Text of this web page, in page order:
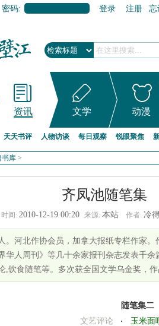
密码: 登录 注册 忘
资讯 文学 动漫
天天书评 人物访谈 每日观察 锐眼聚焦
书库 >
齐凤池随笔集
时间: 2010-12-19 00:20 来源: 本站 作者: 冷
。河北作协会员，加拿大报纸专栏作家
华人周刊》等几十余家报刊杂志发表千
,饮食随笔等。多次获全国文学乌金奖，
文艺评论
随笔集二
玉米面